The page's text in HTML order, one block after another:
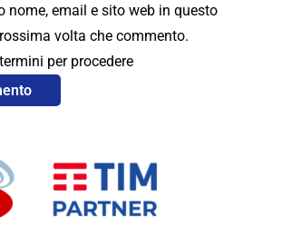
nome, email e sito web in questo
volta che commento.
per procedere